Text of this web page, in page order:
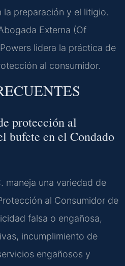
la preparación y el litigio.
Externa (Of
lidera la práctica de
al consumidor.
protección al
bufete en el Condado
maneja una variedad de
al Consumidor de
falsa o engañosa,
incumplimiento de
engañosos y